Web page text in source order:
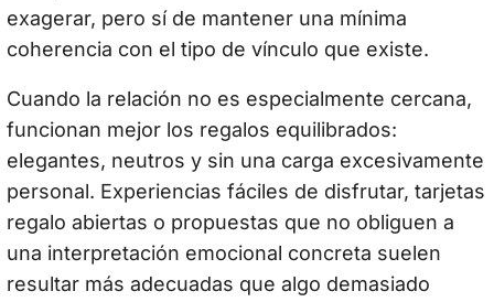
exagerar, pero sí de mantener una mínima
coherencia con el tipo de vínculo que existe.
Cuando la relación no es especialmente cercana,
funcionan mejor los regalos equilibrados:
elegantes, neutros y sin una carga excesivamente
personal. Experiencias fáciles de disfrutar, tarjetas
regalo abiertas o propuestas que no obliguen a
una interpretación emocional concreta suelen
resultar más adecuadas que algo demasiado